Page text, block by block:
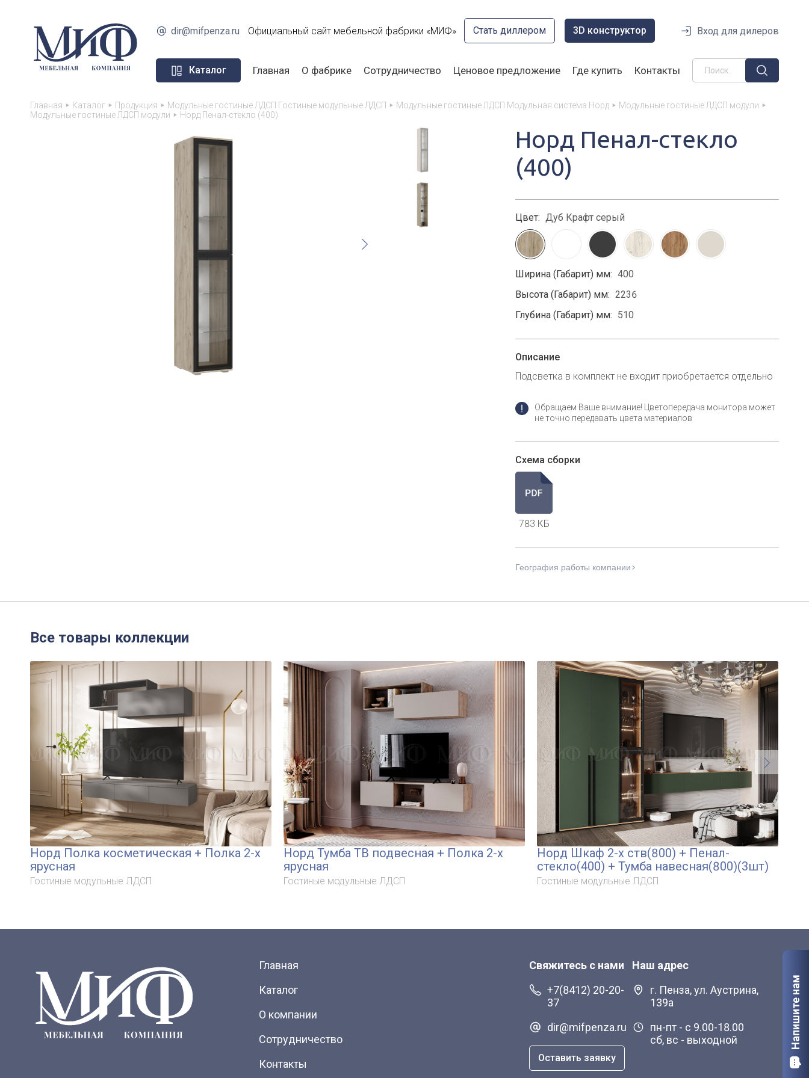
dir@mifpenza.ru Официальный сайт мебельной фабрики «МИФ» Стать диллером 3D конструктор Вход для дилеров
Каталог Главная О фабрике Сотрудничество Ценовое предложение Где купить Контакты
Главная Каталог Продукция Модульные гостиные ЛДСП Гостиные модульные ЛДСП Модульные гостиные ЛДСП Модульная система Норд
Модульные гостиные ЛДСП модули
Модульные гостиные ЛДСП модули
Норд Пенал-стекло (400)
Норд Пенал-стекло
(400)
Цвет: Дуб Крафт серый
Ширина (Габарит) мм: 400
Высота (Габарит) мм: 2236
Глубина (Габарит) мм: 510
Описание
Подсветка в комплект не входит приобретается отдельно
Обращаем Ваше внимание! Цветопередача монитора может
не точно передавать цвета материалов
Схема сборки
783 КБ
География работы компании
Все товары коллекции
Норд Полка косметическая + Полка 2-х
ярусная
Гостиные модульные ЛДСП
Норд Тумба ТВ подвесная + Полка 2-х
ярусная
Гостиные модульные ЛДСП
Норд Шкаф 2-х ств(800) + Пенал-
стекло(400) + Тумба навесная(800)(3шт)
Гостиные модульные ЛДСП
Главная
Каталог
О компании
Сотрудничество
Контакты
Свяжитесь с нами
+7(8412) 20-20-
37
dir@mifpenza.ru
Оставить заявку
Наш адрес
г. Пенза, ул. Аустрина,
139а
пн-пт - с 9.00-18.00
сб, вс - выходной
Напишите нам